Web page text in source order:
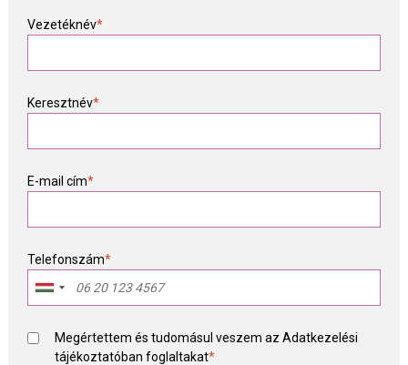
Vezetéknév*
Keresztnév*
E-mail cím*
Telefonszám*
Megértettem és tudomásul veszem azAdatkezelési
tájékoztatóban foglaltakat*